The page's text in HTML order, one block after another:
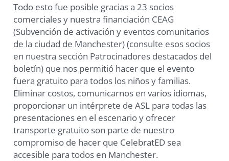
Todo esto fue posible gracias a 23 socios
comerciales y nuestra financiación CEAG
(Subvención de activación y eventos comunitarios
de la ciudad de Manchester) (consulte esos socios
en nuestra sección Patrocinadores destacados del
boletín) que nos permitió hacer que el evento
fuera gratuito para todos los niños y familias.
Eliminar costos, comunicarnos en varios idiomas,
proporcionar un intérprete de ASL para todas las
presentaciones en el escenario y ofrecer
transporte gratuito son parte de nuestro
compromiso de hacer que CelebratED sea
accesible para todos en Manchester.